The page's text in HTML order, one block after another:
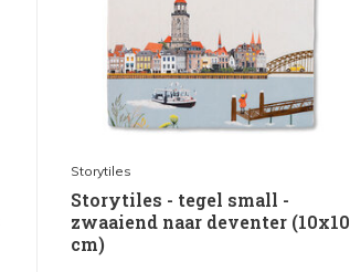
Storytiles
Storytiles - tegel small -
zwaaiend naar deventer (10x10
cm)